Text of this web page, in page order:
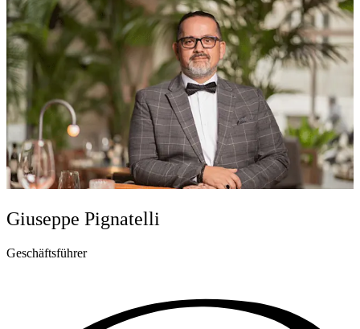
Giuseppe Pignatelli
Geschäftsführer